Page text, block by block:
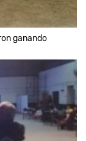
ganando